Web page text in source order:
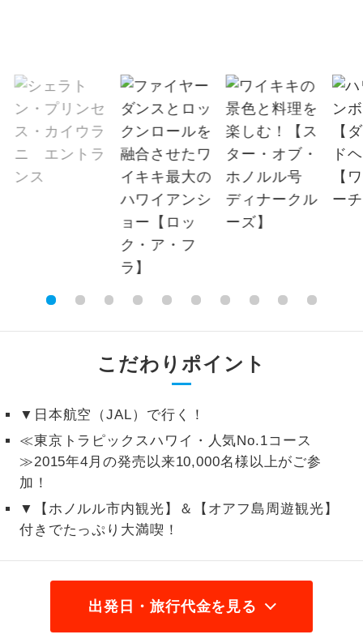
こだわりポイント
▼日本航空（JAL）で行く！
≪東京トラピックスハワイ・人気No.1コース
≫2015年4月の発売以来10,000名様以上がご参
加！
▼【ホノルル市内観光】＆【オアフ島周遊観光】
付きでたっぷり大満喫！
出発日・旅行代金を見る
す。
【その他諸税追加】
航空保険特別料金
2026/8/22 大人（12歳以上）1,200円、子供
（2歳以上12歳未満）1,200円、幼児 1,200円
2026/9/5 大人（12歳以上）1,200円、子供
（2歳以上12歳未満）1,200円、幼児 1,200円
国際観光旅客税
2026/8/22 大人（12歳以上）3,000円、子供
（2歳以上12歳未満）3,000円
1名様催行
1名様から出発可能な個人型プランで
す。
2名様催行
2名様から出発可能な個人型プランで
す。
おひとり様限定でご参加いただけるコー
スです。
1名様1室利用でも追加料金がかからない
コースです。
す。
女性限定
女性限定でご参加いただけるコースで
年齢制限あり
ご参加にあたり年齢に制限があるコース
航空会社指定
利用航空会社が指定なので、ご出発の計
ホテル指定
ご紹介するホテルを指定したコースで
す。